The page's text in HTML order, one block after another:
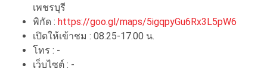
เพชรบุรี
พิกัด : https://goo.gl/maps/5igqpyGu6Rx3L5pW6
เปิดให้เข้าชม : 08.25-17.00 น.
โทร : -
เว็บไซต์ : -